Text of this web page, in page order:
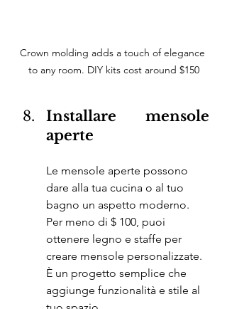
Crown molding adds a touch of elegance
to any room. DIY kits cost around $150
Installare mensole
aperte
Le mensole aperte possono
dare alla tua cucina o al tuo
bagno un aspetto moderno.
Per meno di $ 100, puoi
ottenere legno e staffe per
creare mensole personalizzate.
È un progetto semplice che
aggiunge funzionalità e stile al